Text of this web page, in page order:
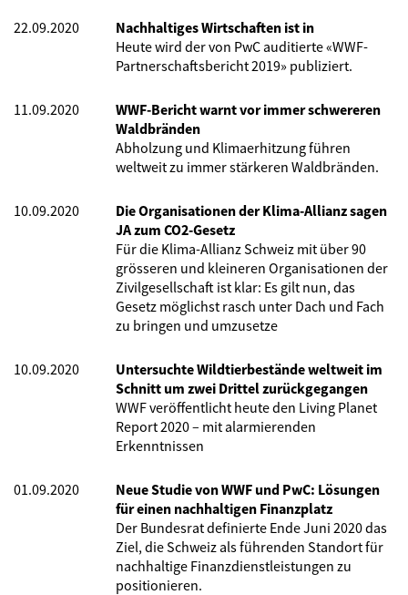
22.09.2020
Nachhaltiges Wirtschaften ist in
Heute wird der von PwC auditierte «WWF-
Partnerschaftsbericht 2019» publiziert.
11.09.2020
WWF-Bericht warnt vor immer schwereren
Waldbränden
Abholzung und Klimaerhitzung führen
weltweit zu immer stärkeren Waldbränden.
10.09.2020
Die Organisationen der Klima-Allianz sagen
JA zum CO2-Gesetz
Für die Klima-Allianz Schweiz mit über 90
grösseren und kleineren Organisationen der
Zivilgesellschaft ist klar: Es gilt nun, das
Gesetz möglichst rasch unter Dach und Fach
zu bringen und umzusetze
10.09.2020
Untersuchte Wildtierbestände weltweit im
Schnitt um zwei Drittel zurückgegangen
WWF veröffentlicht heute den Living Planet
Report 2020 – mit alarmierenden
Erkenntnissen
01.09.2020
Neue Studie von WWF und PwC: Lösungen
für einen nachhaltigen Finanzplatz
Der Bundesrat definierte Ende Juni 2020 das
Ziel, die Schweiz als führenden Standort für
nachhaltige Finanzdienstleistungen zu
positionieren.